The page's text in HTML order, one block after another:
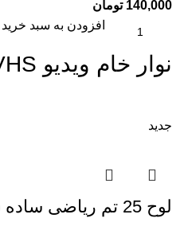
140,000 تومان
افزودن به سبد خرید
نوار خام ویدیو VHS پاناسونیک
جدید
لوح 25 تم ریاضی ساده (کپی)